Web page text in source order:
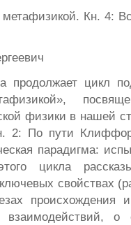
Кн. 4:
продолжает цикл
физики в нашей
2: По пути
парадигма:
цикла
свойствах
о